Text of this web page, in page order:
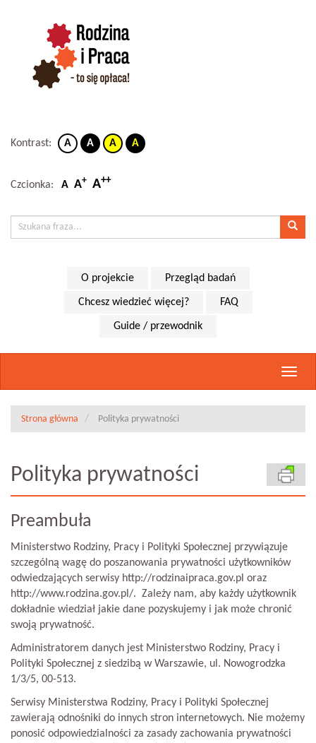
Kontrast: A A A A
Czcionka: A A+ A++
O projekcie Przegląd badań
Chcesz wiedzieć więcej? FAQ
Guide / przewodnik
Strona główna Polityka prywatności
Polityka prywatności
Preambuła
Ministerstwo Rodziny, Pracy i Polityki Społecznej przywiązuje
szczególną wagę do poszanowania prywatności użytkowników
odwiedzających serwisy http://rodzinaipraca.gov.pl oraz
http://www.rodzina.gov.pl/. Zależy nam, aby każdy użytkownik
dokładnie wiedział jakie dane pozyskujemy i jak może chronić
swoją prywatność.
Administratorem danych jest Ministerstwo Rodziny, Pracy i
Polityki Społecznej z siedzibą w Warszawie, ul. Nowogrodzka
1/3/5, 00-513.
Serwisy Ministerstwa Rodziny, Pracy i Polityki Społecznej
zawierają odnośniki do innych stron internetowych. Nie możemy
ponosić odpowiedzialności za zasady zachowania prywatności